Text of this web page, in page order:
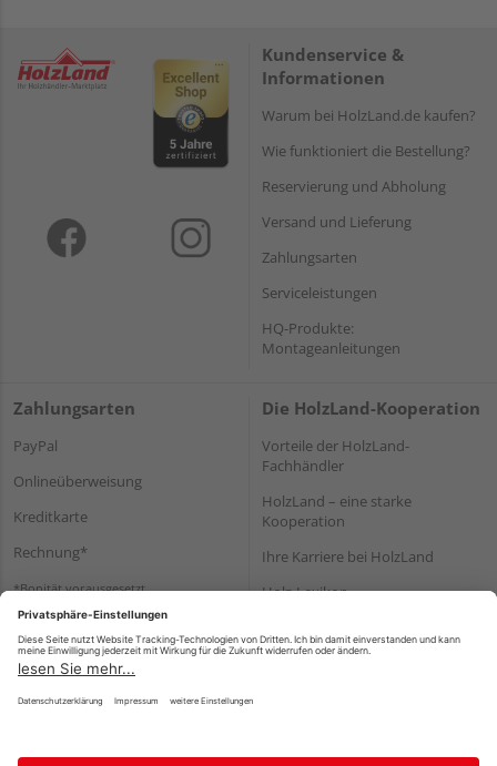
Kundenservice &
Informationen
Warum bei HolzLand.de kaufen?
Wie funktioniert die Bestellung?
Reservierung und Abholung
Versand und Lieferung
Zahlungsarten
Serviceleistungen
HQ-Produkte:
Montageanleitungen
Zahlungsarten
PayPal
Onlineüberweisung
Kreditkarte
Rechnung*
*Bonität vorausgesetzt
Die HolzLand-Kooperation
Vorteile der HolzLand-
Fachhändler
HolzLand – eine starke
Kooperation
Ihre Karriere bei HolzLand
Holz-Lexikon
Impressum Datenschutz Nutzungsbedingungen